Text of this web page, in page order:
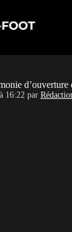
d’ouverture
16:22 par